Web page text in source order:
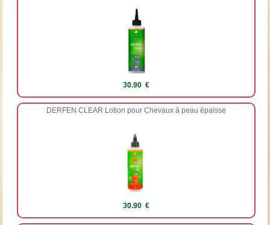
30.90 €
DERFEN CLEAR Lotion pour Chevaux à peau épaisse
30.90 €